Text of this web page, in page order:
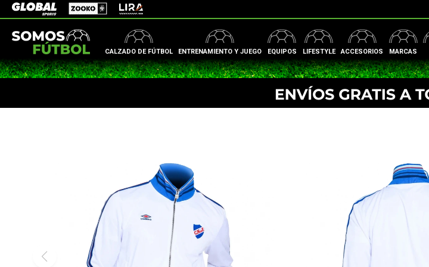
CALZADO DE FÚTBOL ENTRENAMIENTO Y JUEGO EQUIPOS LIFESTYLE ACCESORIOS MARCAS
Global Sports Zooko Lira